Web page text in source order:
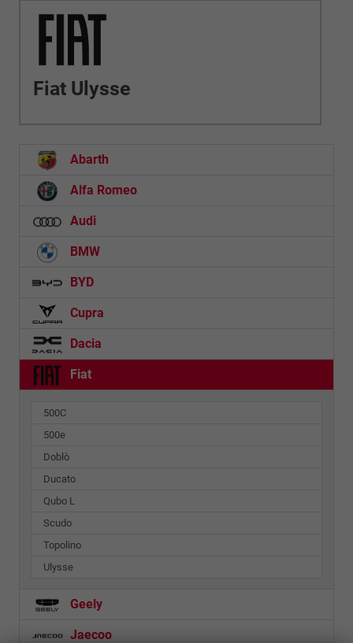
Fiat Ulysse
Abarth
Alfa Romeo
Audi
BMW
BYD
Cupra
Dacia
Fiat
500C
500e
Doblò
Ducato
Qubo L
Scudo
Topolino
Ulysse
Geely
Jaecoo